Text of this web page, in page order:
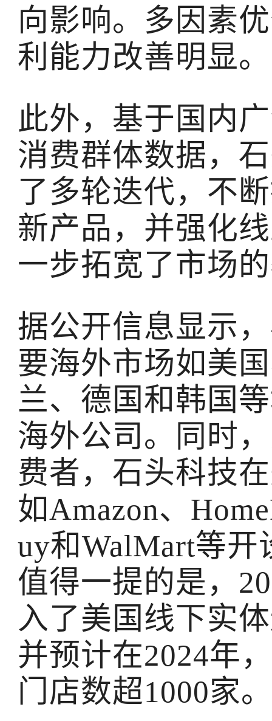
向影响。多因素
利能力改善明显。
此外，基于国内
消费群体数据，
了多轮迭代，不
新产品，并强化
一步拓宽了市场
据公开信息显示
要海外市场如美
兰、德国和韩国
海外公司。同时
费者，石头科技
如Amazon、
uy和WalMart等
值得一提的是，
入了美国线下实
并预计在2024年
门店数超1000家